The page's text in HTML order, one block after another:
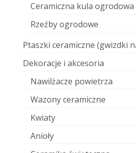
Ceramiczna kula ogrodowa
Rzeźby ogrodowe
Ptaszki ceramiczne (gwizdki
Dekoracje i akcesoria
Nawilżacze powietrza
Wazony ceramiczne
Kwiaty
Anioły